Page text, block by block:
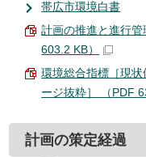
帯広市環境白書
計画の推進と進行
603.2 KB）
環境総合指標［現
ージ抜粋］ （PDF
計画の策定経過